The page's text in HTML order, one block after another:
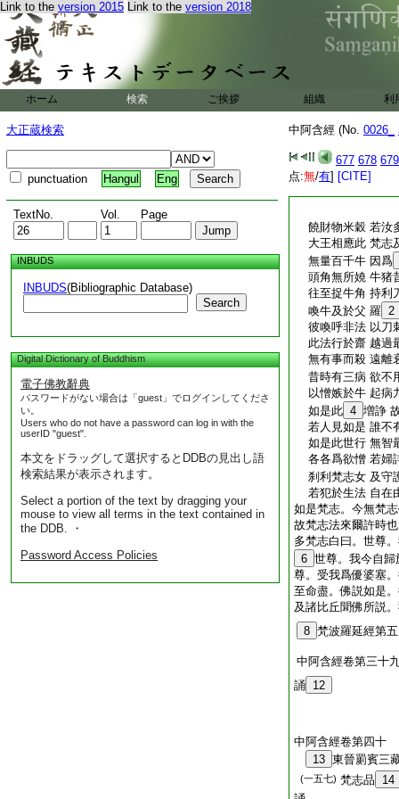
Link to the version 2015 Link to the version 2018
ホーム 検索 ご挨拶 組織 利
大正蔵検索
punctuation Hangul Eng
TextNo. Vol. Page
INBUDS
INBUDS(Bibliographic Database)
Search
Digital Dictionary of Buddhism
電子佛教辭典
パスワードがない場合は「guest」でログインしてくださ
い。
Users who do not have a password can log in with the
userID "guest".
本文をドラッグして選択するとDDBの見出し語
検索結果が表示されます。
Select a portion of the text by dragging your
mouse to view all terms in the text contained in
the DDB. ・
Password Access Policies
中阿含經 (No. 0026_
677 678 679
点:無/有] [CITE]
饒財物米穀 若汝
大王相應此 梵志
無量百千牛 因爲
頭角無所嬈 牛猪
往至捉牛角 持利
喚牛及於父 羅 2
彼喚呼非法 以刀
此法行於齋 越過
無有事而殺 遠離
昔時有三病 欲不
以憎嫉於牛 起病
如是此 4 増諍
若人見如是 誰不
如是此世行 無智
各各爲欲憎 若婦
刹利梵志女 及守
若犯於生法 自在
如是梵志。今無梵
故梵志法來爾許時
多梵志白曰。世尊
6 世尊。我今自
尊。受我爲優婆塞
至命盡。佛説如是
及諸比丘聞佛所説
8 梵波羅延經第
中阿含經卷第三十
誦 12
中阿含經卷第四十
13 東晉罽賓三
(一五七) 梵志品
14